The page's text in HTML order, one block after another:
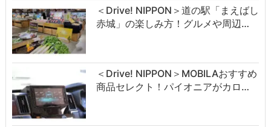
＜Drive! NIPPON＞道の駅「まえばし
赤城」の楽しみ方！グルメや周辺…
＜Drive! NIPPON＞MOBILAおすすめ
商品セレクト！パイオニアがカロ…